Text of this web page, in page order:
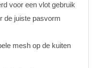
voor een vlot gebruik
de juiste pasvorm
mesh op de kuiten